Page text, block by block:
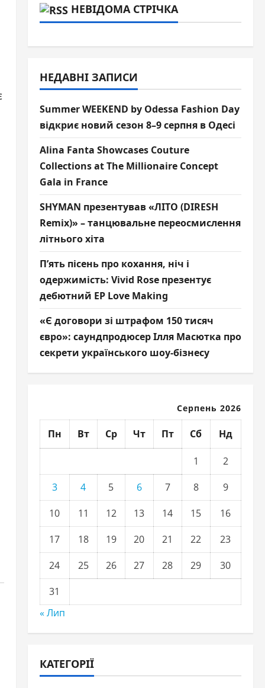
НЕВІДОМА СТРІЧКА
НЕДАВНІ ЗАПИСИ
Summer WEEKEND by Odessa Fashion Day
відкриє новий сезон 8–9 серпня в Одесі
Alina Fanta Showcases Couture
Collections at The Millionaire Concept
Gala in France
SHYMAN презентував «ЛІТО (DIRESH
Remix)» – танцювальне переосмислення
літнього хіта
П’ять пісень про кохання, ніч і
одержимість: Vivid Rose презентує
дебютний EP Love Making
«Є договори зі штрафом 150 тисяч
євро»: саундпродюсер Ілля Масютка про
секрети українського шоу-бізнесу
Серпень 2026
Пн Вт Ср Чт Пт Сб Нд
1
2
3
4 5 6 7 8
9
10
11 12 13 14 15
16
17
18 19 20 21 22
23
24
25 26 27 28 29
30
31
« Лип
КАТЕГОРІЇ